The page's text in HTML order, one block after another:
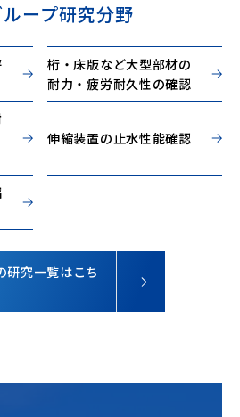
ープ研究分野
桁・床版など大型部材の
耐力・疲労耐久性の確認
伸縮装置の止水性能確認
研究一覧はこち